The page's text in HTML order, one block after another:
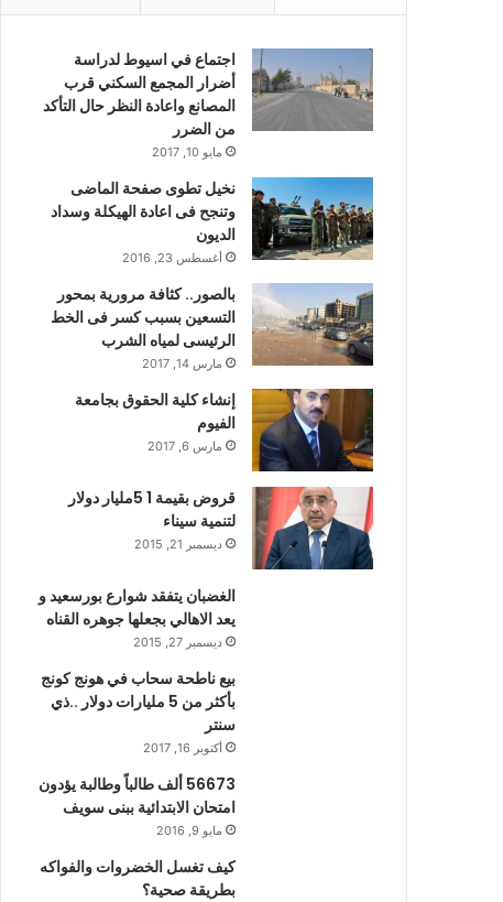
اجتماع في اسيوط لدراسة
أضرار المجمع السكني قرب
المصانع واعادة النظر حال التأكد
من الضرر
مايو 10, 2017
نخيل تطوى صفحة الماضى
وتنجح فى اعادة الهيكلة وسداد
الديون
أغسطس 23, 2016
بالصور.. كثافة مرورية بمحور
التسعين بسبب كسر فى الخط
الرئيسى لمياه الشرب
مارس 14, 2017
إنشاء كلية الحقوق بجامعة
الفيوم
مارس 6, 2017
قروض بقيمة 1 5مليار دولار
لتنمية سيناء
ديسمبر 21, 2015
الغضبان يتفقد شوارع بورسعيد و
يعد الاهالي بجعلها جوهره القناه
ديسمبر 27, 2015
بيع ناطحة سحاب في هونج كونج
بأكثر من 5 مليارات دولار ..ذي
سنتر
أكتوبر 16, 2017
56673 ألف طالباً وطالبة يؤدون
امتحان الابتدائية ببنى سويف
مايو 9, 2016
كيف تغسل الخضروات والفواكه
بطريقة صحية؟